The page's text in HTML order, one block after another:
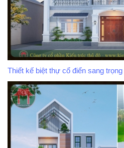
Thiết kế biệt thự cổ điển sang